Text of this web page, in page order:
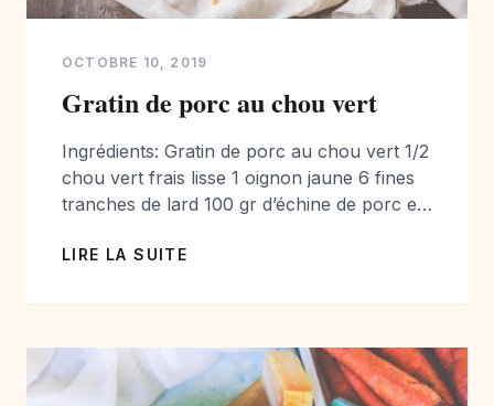
OCTOBRE 10, 2019
Gratin de porc au chou vert
Ingrédients: Gratin de porc au chou vert 1/2
chou vert frais lisse 1 oignon jaune 6 fines
tranches de lard 100 gr d’échine de porc en
porc (voir votre boucher) 4 tranches de
LIRE LA SUITE